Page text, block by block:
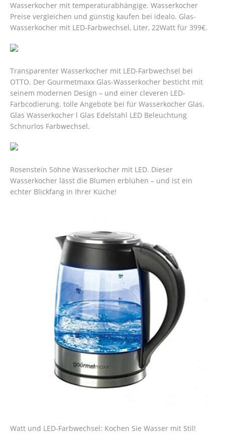
Wasserkocher mit temperaturabhängige. Wasserkocher
Preise vergleichen und günstig kaufen bei idealo. Glas-
Wasserkocher mit LED-Farbwechsel, Liter, 22Watt für 399€.
Transparenter Wasserkocher mit LED-Farbwechsel bei
OTTO. Der Gourmetmaxx Glas-Wasserkocher besticht mit
seinem modernen Design – und einer cleveren LED-
Farbcodierung. tolle Angebote bei für Wasserkocher Glas.
Glas Wasserkocher l Glas Edelstahl LED Beleuchtung
Schnurlos Farbwechsel.
Rosenstein Söhne Wasserkocher mit LED. Dieser
Wasserkocher lässt die Blumen erblühen – und ist ein
echter Blickfang in Ihrer Küche!
Watt und LED-Farbwechsel: Kochen Sie Wasser mit Stil!